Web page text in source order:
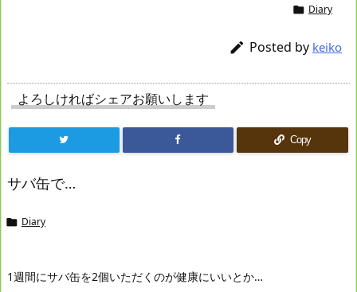
 Diary
 Posted by keiko
よろしければシェアお願いします
Copy
サバ缶で…
 Diary
1週間にサバ缶を2個いただくのが健康にいいとか…